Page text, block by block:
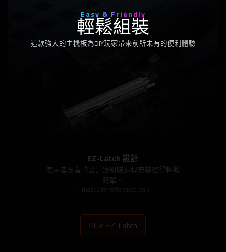
Easy & Friendly
輕鬆組裝
這款強大的主機板為DIY玩家帶來前所未有的便利體驗
EZ-Latch 設計
使用者友善的設計讓組裝過程安裝變得輕鬆
簡單。
PCIe EZ-Latch